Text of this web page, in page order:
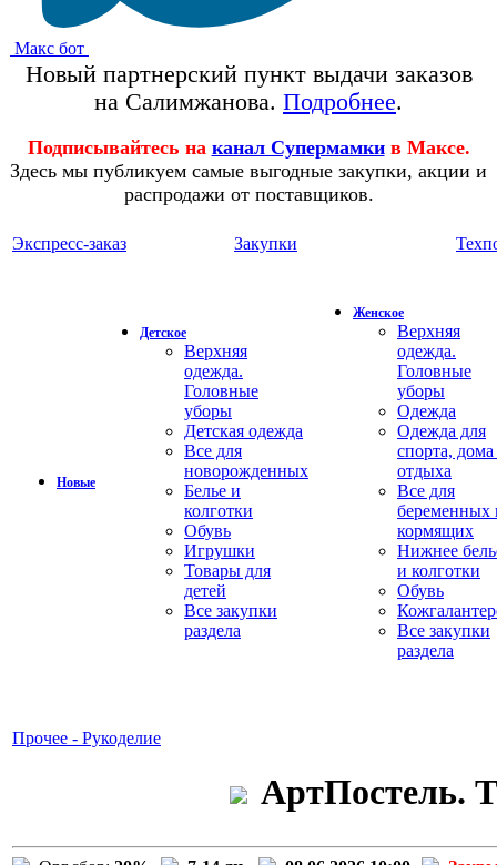
Макс бот
Новый партнерский пункт выдачи заказов
на Салимжанова. Подробнее.
Подписывайтесь на канал Супермамки в Максе.
Здесь мы публикуем самые выгодные закупки, акции и
распродажи от поставщиков.
Экспресс-заказ Закупки
Новые
Детское
Верхняя
одежда.
Головные
уборы
Детская одежда
Все для
новорожденных
Белье и
колготки
Обувь
Игрушки
Товары для
детей
Все закупки
раздела
Женское
Верхняя
одежда.
Головные
уборы
Одежда
Одежда для
спорта,
отдыха
Все для
беременных
кормящих
Нижнее
и колготки
Обувь
Все закупки
раздела
Прочее - Рукоделие
АртПостель.